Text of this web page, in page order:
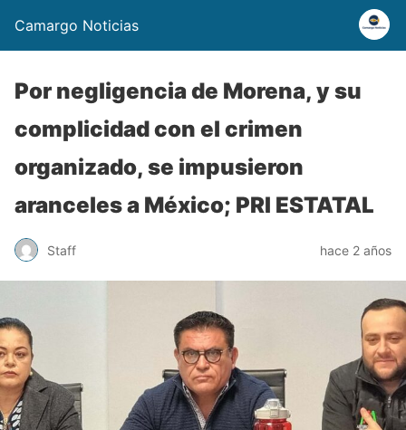
Camargo Noticias
Por negligencia de Morena, y su
complicidad con el crimen
organizado, se impusieron
aranceles a México; PRI ESTATAL
Staff hace 2 años